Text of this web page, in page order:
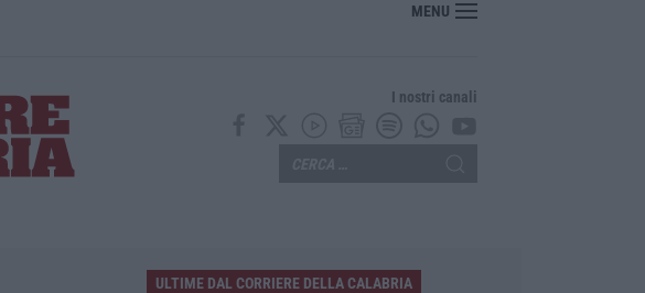
MENU
I nostri canali
ULTIME DAL CORRIERE DELLA CALABRIA